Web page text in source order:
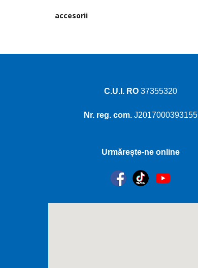
accesorii
C.U.I. RO37355320
Nr. reg. com.J2017000393155
Urmărește-ne online